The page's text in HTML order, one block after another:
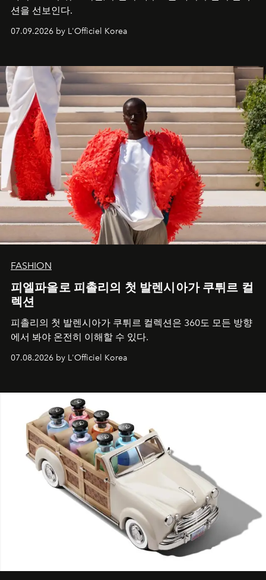
션을 선보인다.
07.09.2026 by L'Officiel Korea
FASHION
피엘파올로 피촐리의 첫 발렌시아가 쿠튀르 컬
렉션
피촐리의 첫 발렌시아가 쿠튀르 컬렉션은 360도 모든 방향
에서 봐야 온전히 이해할 수 있다.
07.08.2026 by L'Officiel Korea